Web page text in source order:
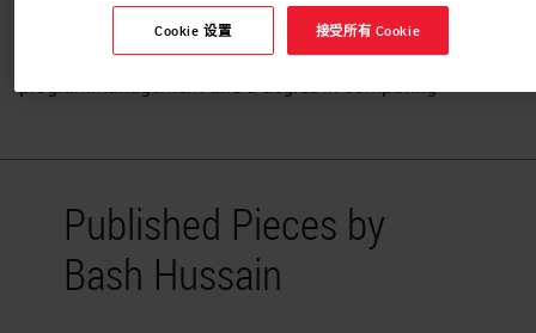
a staggering 2.4m histology slides generating over 4PBs
of data each year. Bash has over 15 years’ experience in
programmanagement and a degree in computing
Published Pieces by
Bash Hussain
Cookie 设置 接受所有 Cookie